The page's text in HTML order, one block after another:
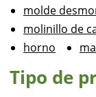
molde
molinillo de
horno
Tipo de